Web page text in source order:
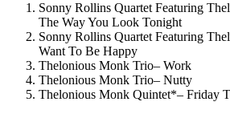
Sonny Rollins Quartet Featuring
The Way You Look Tonight
Sonny Rollins Quartet Featuring
Want To Be Happy
Thelonious Monk Trio– Work
Thelonious Monk Trio– Nutty
Thelonious Monk Quintet*– Friday